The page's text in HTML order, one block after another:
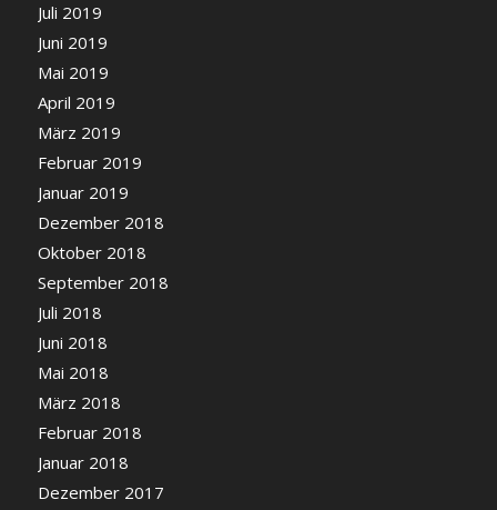
Juli 2019
Juni 2019
Mai 2019
April 2019
März 2019
Februar 2019
Januar 2019
Dezember 2018
Oktober 2018
September 2018
Juli 2018
Juni 2018
Mai 2018
März 2018
Februar 2018
Januar 2018
Dezember 2017